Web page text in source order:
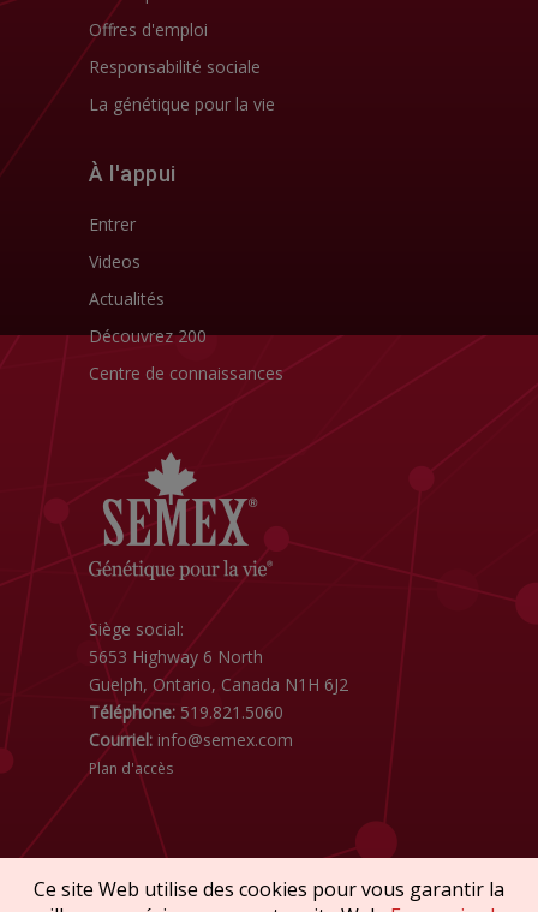
Offres d'emploi
Responsabilité sociale
La génétique pour la vie
À l'appui
Entrer
Videos
Actualités
Découvrez 200
Centre de connaissances
Siège social:
5653 Highway 6 North
Guelph, Ontario, Canada N1H 6J2
Téléphone: 519.821.5060
Courriel: info@semex.com
Plan d'accès
Ce site Web utilise des cookies pour vous garantir la